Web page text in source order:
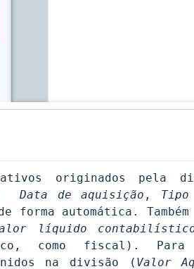
originados pela
a Data de aquisição ,
líquido
como fiscal). Para
na divisão ( Valor